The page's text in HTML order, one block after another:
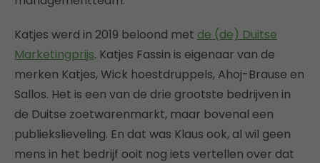
Katjes werd in 2019 beloond met de (de) Duitse
Marketingprijs. Katjes Fassin is eigenaar van de
merken Katjes, Wick hoestdruppels, Ahoj-Brause en
Sallos. Het is een van de drie grootste bedrijven in
de Duitse zoetwarenmarkt, maar bovenal een
publiekslieveling. En dat was Klaus ook, al wil geen
mens in het bedrijf ooit nog iets vertellen over dat